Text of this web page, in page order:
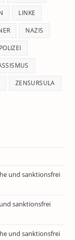
LINKE
NAZIS
POLIZEI
ZENSURSULA
und sanktionsfrei
sanktionsfrei
und sanktionsfrei